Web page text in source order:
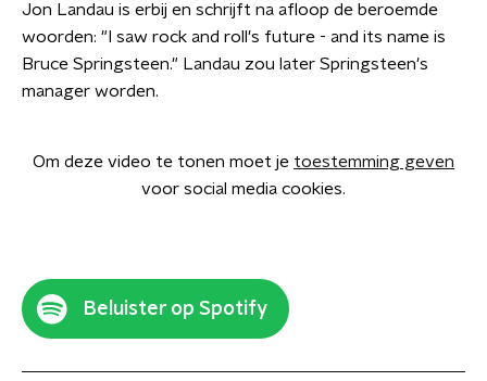
Jon Landau is erbij en schrijft na afloop de beroemde
woorden: "I saw rock and roll's future - and its name is
Bruce Springsteen." Landau zou later Springsteen's
manager worden.
Om deze video te tonen moet je toestemming geven
voor social media cookies.
Beluister op Spotify